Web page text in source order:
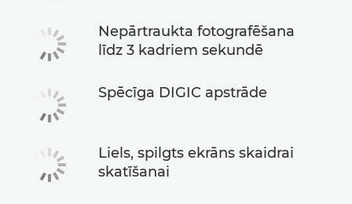
Nepārtraukta fotografēšana
līdz 3 kadriem sekundē
Spēcīga DIGIC apstrāde
Liels, spilgts ekrāns skaidrai
skatīšanai